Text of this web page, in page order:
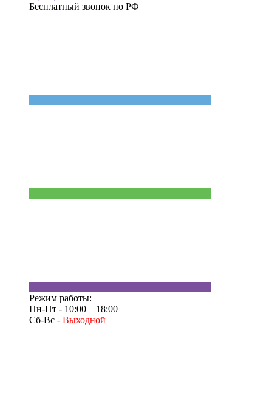
Бесплатный звонок по РФ
Режим работы:
Пн-Пт - 10:00—18:00
Сб-Вс - Выходной